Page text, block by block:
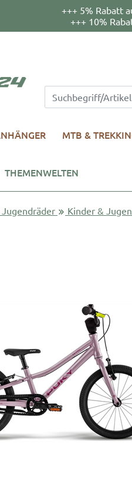
+++ 5% Rabatt
+++ 10%
MTB &
THEMENWELTEN
Kinder &